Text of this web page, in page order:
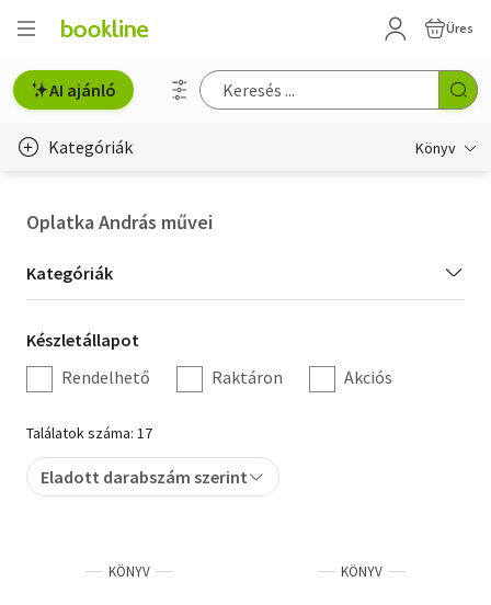
Üres
AI ajánló
Kategóriák Könyv
Hobbi, szabadidő
Irodalom
Művészet
Szakkönyv
Tankönyv, segédkönyv
Oplatka András művei
Kategória
szűrés
Kategóriák
Készletállapot
szűrés
Készletállapot
Rendelhető
Raktáron Akciós
Találatok száma: 17
Eladott darabszám szerint
KÖNYV KÖNYV